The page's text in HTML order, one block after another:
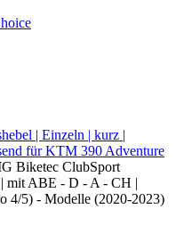
| Einzeln | kurz |
für KTM 390 Adventure
Biketec ClubSport
mit ABE - D - A - CH |
4/5) - Modelle (2020-2023)